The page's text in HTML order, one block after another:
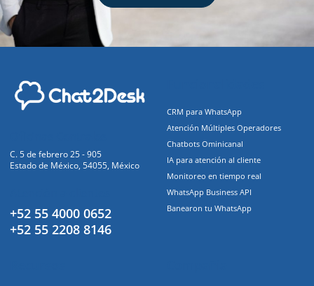
C. 5 de febrero 25 - 905
Estado de México, 54055, México
+52 55 4000 0652
+52 55 2208 8146
CRM para WhatsApp
Atención Múltiples Operadores
Chatbots Ominicanal
IA para atención al cliente
Monitoreo en tiempo real
WhatsApp Business API
Banearon tu WhatsApp